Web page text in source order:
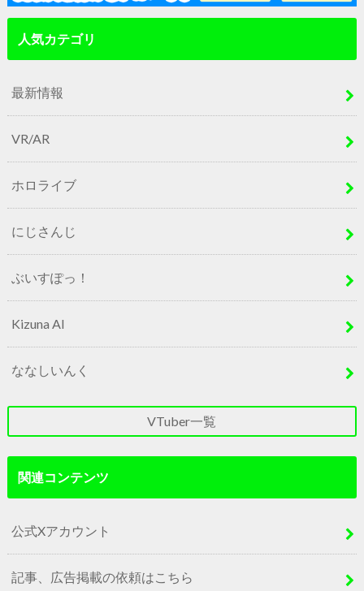
人気カテゴリ
最新情報
VR/AR
ホロライブ
にじさんじ
ぶいすぽっ！
Kizuna AI
ななしいんく
VTuber一覧
関連コンテンツ
公式Xアカウント
記事、広告掲載の依頼はこちら